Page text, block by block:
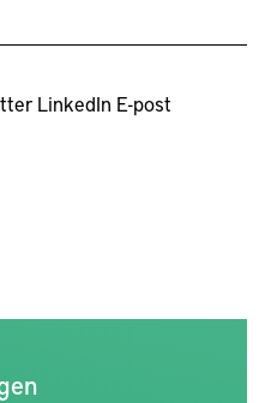
LinkedIn E-post